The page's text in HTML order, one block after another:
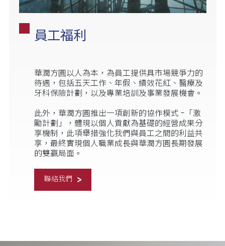
員工福利
華潤方圓以人為本，為員工提供具市場競爭力的
待遇，包括五天工作、年假、績效花紅、醫療及
牙科保險計劃，以及專業培訓及事業發展機會。
此外，華潤方圓推出一項創新的協作模式 -「激
勵計劃」，體現以個人貢獻為基礎的經營成果分
享機制，此項舉措強化我們與員工之間的利益共
享，最終實現個人職業成長與華潤方圓長期發展
的雙嬴局面。
聯絡我們